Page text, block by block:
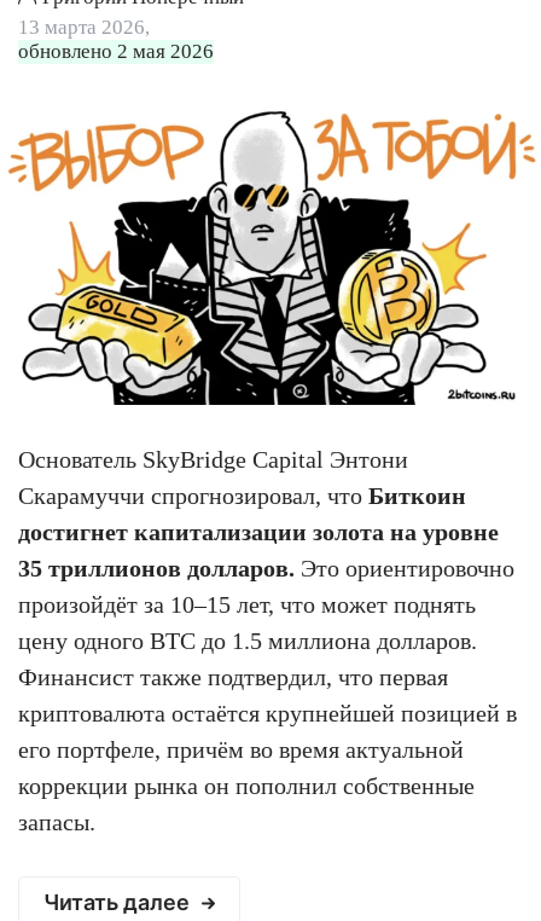
13 марта 2026,
обновлено 2 мая 2026
Основатель SkyBridge Capital Энтони
Скарамуччи спрогнозировал, что Биткоин
достигнет капитализации золота на уровне
35 триллионов долларов. Это ориентировочно
произойдёт за 10–15 лет, что может поднять
цену одного BTC до 1.5 миллиона долларов.
Финансист также подтвердил, что первая
криптовалюта остаётся крупнейшей позицией в
его портфеле, причём во время актуальной
коррекции рынка он пополнил собственные
запасы.
Читать далее